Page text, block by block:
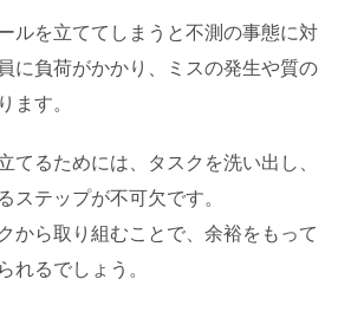
ルを立ててしまうと不測の事態に対
に負荷がかかり、ミスの発生や質の
ます。
てるためには、タスクを洗い出し、
ステップが不可欠です。
から取り組むことで、余裕をもって
れるでしょう。